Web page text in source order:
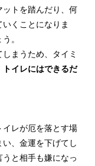
トを踏んだり、何
くことになりま
。
まうため、タイミ
トイレにはできるだ
レが厄を落とす場
、金運を下げてし
と相手も嫌になっ